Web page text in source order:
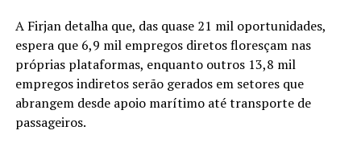
A Firjan detalha que, das quase 21 mil oportunidades,
espera que 6,9 mil empregos diretos floresçam nas
próprias plataformas, enquanto outros 13,8 mil
empregos indiretos serão gerados em setores que
abrangem desde apoio marítimo até transporte de
passageiros.